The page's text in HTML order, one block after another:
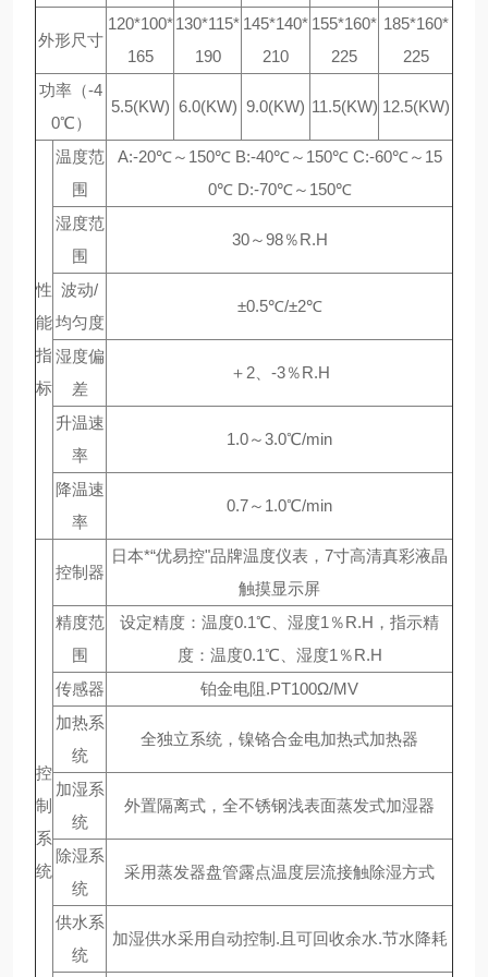
外形尺寸
120*100*
165
130*115*
190
145*140*
210
155*160*
225
185*160*
225
功率（-4
0℃）
5.5(KW) 6.0(KW) 9.0(KW) 11.5(KW) 12.5(KW)
性
能
指
标
温度范
围
A:-20℃～150℃ B:-40℃～150℃ C:-60℃～15
0℃ D:-70℃～150℃
湿度范
围
30～98％R.H
波动/
均匀度
±0.5℃/±2℃
湿度偏
差
＋2、-3％R.H
升温速
率
1.0～3.0℃/min
降温速
率
0.7～1.0℃/min
控
制
系
统
控制器
日本*“优易控"品牌温度仪表，7寸高清真彩液晶
触摸显示屏
精度范
围
设定精度：温度0.1℃、湿度1％R.H，指示精
度：温度0.1℃、湿度1％R.H
传感器
铂金电阻.PT100Ω/MV
加热系
统
全独立系统，镍铬合金电加热式加热器
加湿系
统
外置隔离式，全不锈钢浅表面蒸发式加湿器
除湿系
统
采用蒸发器盘管露点温度层流接触除湿方式
供水系
统
加湿供水采用自动控制.且可回收余水.节水降耗